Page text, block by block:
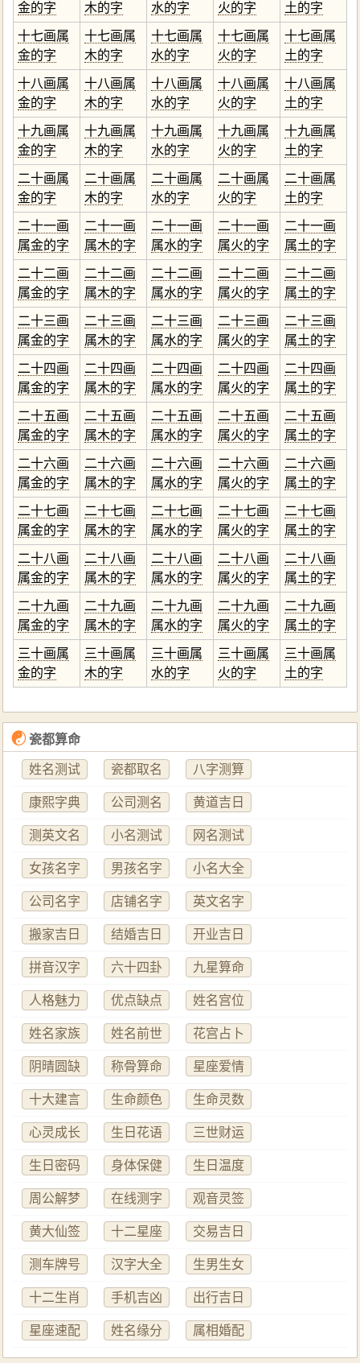
金的字
木的字
水的字
火的字
土的字
十七画属
金的字
十七画属
木的字
十七画属
水的字
十七画属
火的字
十七画属
土的字
十八画属
金的字
十八画属
木的字
十八画属
水的字
十八画属
火的字
十八画属
土的字
十九画属
金的字
十九画属
木的字
十九画属
水的字
十九画属
火的字
十九画属
土的字
二十画属
金的字
二十画属
木的字
二十画属
水的字
二十画属
火的字
二十画属
土的字
二十一画
属金的字
二十一画
属木的字
二十一画
属水的字
二十一画
属火的字
二十一画
属土的字
二十二画
属金的字
二十二画
属木的字
二十二画
属水的字
二十二画
属火的字
二十二画
属土的字
二十三画
属金的字
二十三画
属木的字
二十三画
属水的字
二十三画
属火的字
二十三画
属土的字
二十四画
属金的字
二十四画
属木的字
二十四画
属水的字
二十四画
属火的字
二十四画
属土的字
二十五画
属金的字
二十五画
属木的字
二十五画
属水的字
二十五画
属火的字
二十五画
属土的字
二十六画
属金的字
二十六画
属木的字
二十六画
属水的字
二十六画
属火的字
二十六画
属土的字
二十七画
属金的字
二十七画
属木的字
二十七画
属水的字
二十七画
属火的字
二十七画
属土的字
二十八画
属金的字
二十八画
属木的字
二十八画
属水的字
二十八画
属火的字
二十八画
属土的字
二十九画
属金的字
二十九画
属木的字
二十九画
属水的字
二十九画
属火的字
二十九画
属土的字
三十画属
金的字
三十画属
木的字
三十画属
水的字
三十画属
火的字
三十画属
土的字
☯瓷都算命
姓名测试 瓷都取名 八字测算
康熙字典 公司测名 黄道吉日
测英文名 小名测试 网名测试
女孩名字 男孩名字 小名大全
公司名字 店铺名字 英文名字
搬家吉日 结婚吉日 开业吉日
拼音汉字 六十四卦 九星算命
人格魅力 优点缺点 姓名宫位
姓名家族 姓名前世 花宫占卜
阴晴圆缺 称骨算命 星座爱情
十大建言 生命颜色 生命灵数
心灵成长 生日花语 三世财运
生日密码 身体保健 生日温度
周公解梦 在线测字 观音灵签
黄大仙签 十二星座 交易吉日
测车牌号 汉字大全 生男生女
十二生肖 手机吉凶 出行吉日
星座速配 姓名缘分 属相婚配